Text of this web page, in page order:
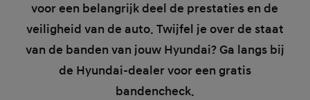
voor een belangrijk deel de prestaties en de
veiligheid van de auto. Twijfel je over de staat
van de banden van jouw Hyundai? Ga langs bij
de Hyundai-dealer voor een gratis
bandencheck.